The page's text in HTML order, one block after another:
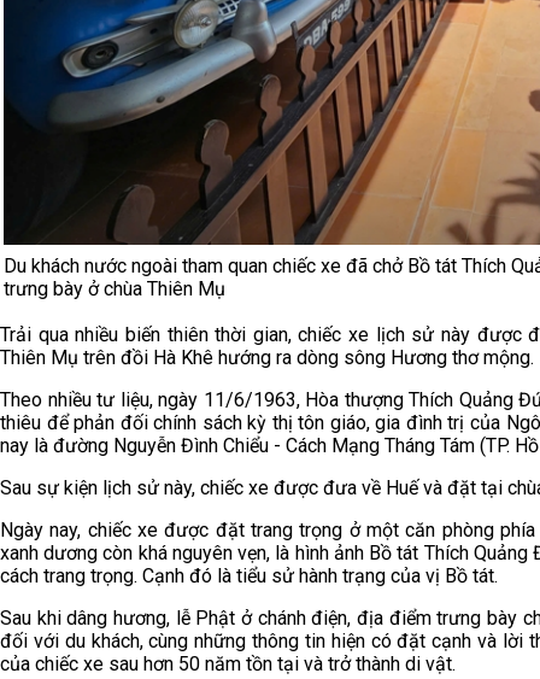
Du khách nước ngoài tham quan chiếc xe đã chở Bồ tát Thích
trưng bày ở chùa Thiên Mụ
Trải qua nhiều biến thiên thời gian, chiếc xe lịch sử này
Thiên Mụ trên đồi Hà Khê hướng ra dòng sông Hương thơ mộng.
Theo nhiều tư liệu, ngày 11/6/1963, Hòa thượng Thích Quảng
thiêu để phản đối chính sách kỳ thị tôn giáo, gia đình trị của
nay là đường Nguyễn Đình Chiểu - Cách Mạng Tháng Tám (TP.
Sau sự kiện lịch sử này, chiếc xe được đưa về Huế và đặt tại
Ngày nay, chiếc xe được đặt trang trọng ở một căn phòng
xanh dương còn khá nguyên vẹn, là hình ảnh Bồ tát Thích
cách trang trọng. Cạnh đó là tiểu sử hành trạng của vị Bồ tát.
Sau khi dâng hương, lễ Phật ở chánh điện, địa điểm trưng bày
đối với du khách, cùng những thông tin hiện có đặt cạnh và lời
của chiếc xe sau hơn 50 năm tồn tại và trở thành di vật.